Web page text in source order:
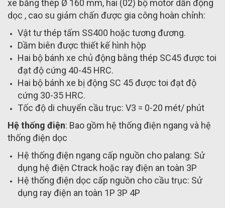
xe bằng thép Ø 160 mm, hai (02) bộ motor dẫn động
dọc , cao su giảm chấn được gia công hoàn chỉnh:
Vật tư thép tấm SS400 hoặc tương đương.
Dầm biên được thiết kế hình hộp
Hai bộ bánh xe chủ động bằng thép SC45 được toi
đạt độ cứng 40-45 HRC.
Hai bộ bánh xe bị động SC 45 được toi đạt độ
cứng 30-35 HRC.
Tốc độ di chuyển cầu trục: V3 = 0-20 mét/ phút
Hệ thống điện: Bao gồm hệ thống điện ngang và hệ
thống điện dọc
Hệ thống điện ngang cấp nguồn cho palang: Sử
dụng hệ điện Ctrack hoặc ray điện an toàn 3P
Hệ thống điện dọc cấp nguồn cho cầu trục: Sử
dụng ray điện an toàn 1P 3P 4P